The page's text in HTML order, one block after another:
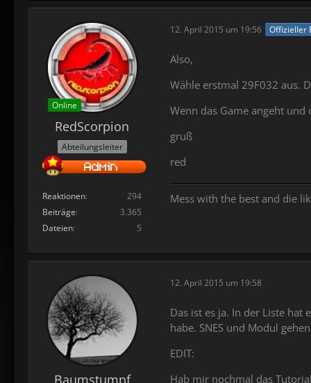
Online
RedScorpion
Abteilungsleiter
Reaktionen
294
Beiträge
3.365
Dateien
5
12. April 2015 um 19:56 Offizieller
Also,
Wähle erstmal 29F032 aus.
Wenn das Game angeht und
gruß
red
Mess with the best and die
Baumstumpf
12. April 2015 um 19:58
Das ist es ja. In der Liste hat
habe. SNES und Modul
EDIT:
Hab mir nochmal das